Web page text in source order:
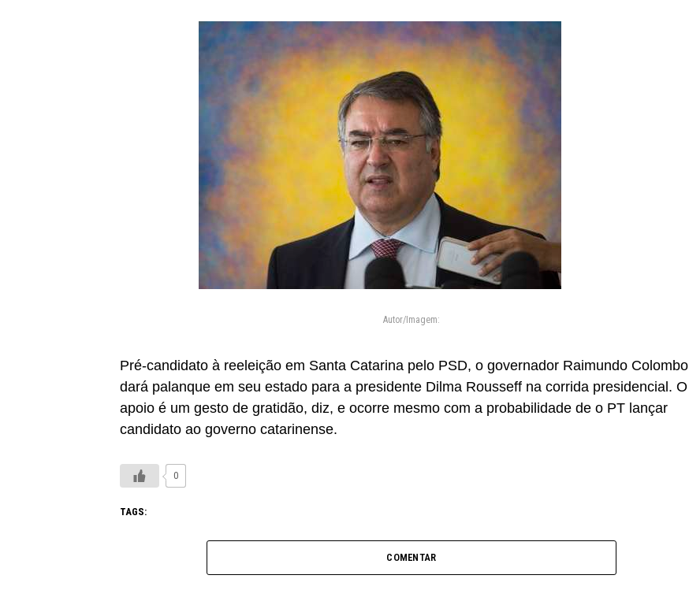
Autor/Imagem:
Pré-candidato à reeleição em Santa Catarina pelo PSD, o governador Raimundo Colombo
dará palanque em seu estado para a presidente Dilma Rousseff na corrida presidencial. O
apoio é um gesto de gratidão, diz, e ocorre mesmo com a probabilidade de o PT lançar
candidato ao governo catarinense.
0
TAGS:
COMENTAR